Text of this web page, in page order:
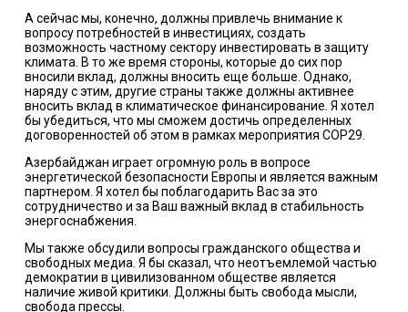
А сейчас мы, конечно, должны привлечь внимание к
вопросу потребностей в инвестициях, создать
возможность частному сектору инвестировать в защиту
климата. В то же время стороны, которые до сих пор
вносили вклад, должны вносить еще больше. Однако,
наряду с этим, другие страны также должны активнее
вносить вклад в климатическое финансирование. Я хотел
бы убедиться, что мы сможем достичь определенных
договоренностей об этом в рамках мероприятия COP29.
Азербайджан играет огромную роль в вопросе
энергетической безопасности Европы и является важным
партнером. Я хотел бы поблагодарить Вас за это
сотрудничество и за Ваш важный вклад в стабильность
энергоснабжения.
Мы также обсудили вопросы гражданского общества и
свободных медиа. Я бы сказал, что неотъемлемой частью
демократии в цивилизованном обществе является
наличие живой критики. Должны быть свобода мысли,
свобода прессы.